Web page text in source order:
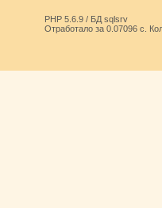
PHP 5.6.9 / БД sqlsrv
Отработало за 0.07096 с.